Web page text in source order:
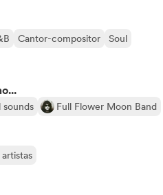
Cantor-compositor
Soul
sounds Full Flower Moon Band